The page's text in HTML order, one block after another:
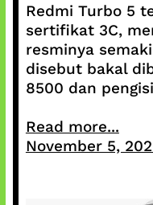
Redmi Turbo 5
sertifikat 3C,
resminya
disebut bakal
8500 dan
Read more...
November 5,